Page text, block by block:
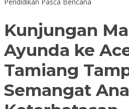
Kunjungan
Ayunda ke
Tamiang
Semangat